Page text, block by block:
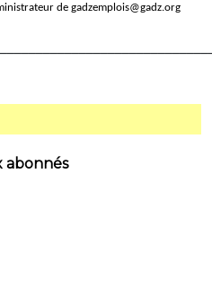
de gadzemplois@gadz.org
abonnés